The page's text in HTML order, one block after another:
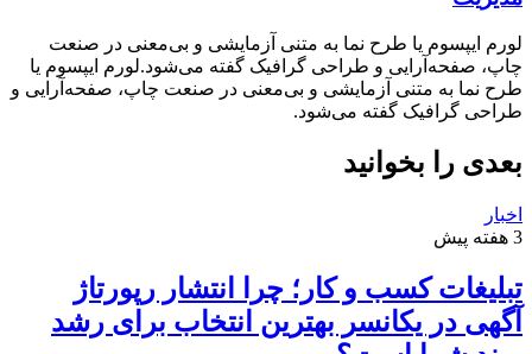
لورم ایپسوم یا طرح‌ نما به متنی آزمایشی و بی‌معنی در صنعت
چاپ، صفحه‌آرایی و طراحی گرافیک گفته می‌شود.لورم ایپسوم یا
طرح‌ نما به متنی آزمایشی و بی‌معنی در صنعت چاپ، صفحه‌آرایی و
طراحی گرافیک گفته می‌شود.
بعدی را بخوانید
اخبار
3 هفته پیش
تبلیغات کسب و کار؛ چرا انتشار رپورتاژ
آگهی در یکانسر بهترین انتخاب برای رشد